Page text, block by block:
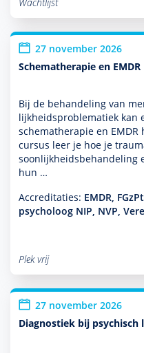
27 november 2026
Schematherapie en EMDR
Bij de behan­del­ing van
lijkheidsproble­ma­tiek kan
schemathera­pie en
cursus leer je hoe je
soon­lijkheidsbehan­del­ing
hun …
Accreditaties: EMDR,
psycholoog NIP, NVP,
Plek vrij
27 november 2026
Diagnostiek bij